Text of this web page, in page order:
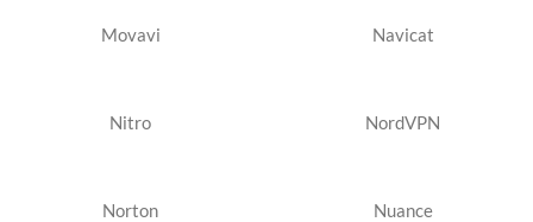
Movavi Navicat
Nitro NordVPN
Norton Nuance